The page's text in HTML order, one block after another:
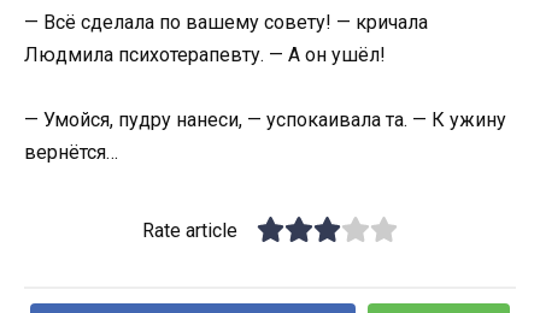
— Всё сделала по вашему совету! — кричала
Людмила психотерапевту. — А он ушёл!
— Умойся, пудру нанеси, — успокаивала та. — К ужину
вернётся…
Rate article